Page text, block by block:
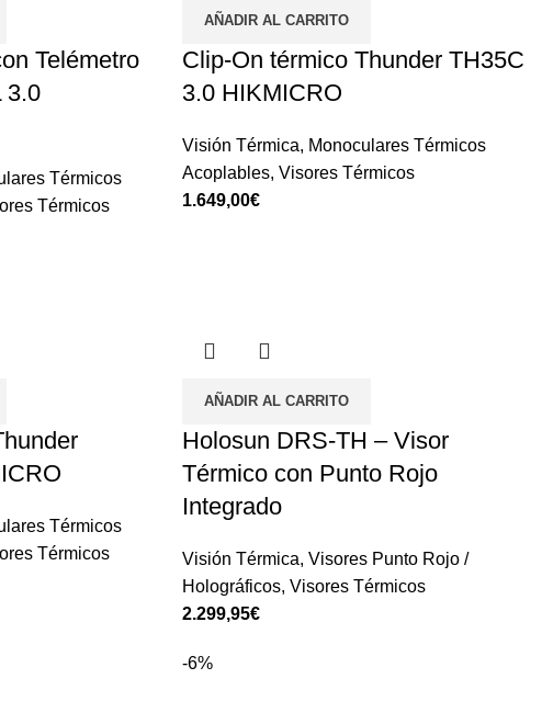
Telémetro
3.0
Térmicos
Térmicos
AÑADIR AL CARRITO
Clip-On térmico Thunder TH35C
3.0 HIKMICRO
Visión Térmica, Monoculares Térmicos
Acoplables,Visores Térmicos
€
Térmicos
Térmicos
AÑADIR AL CARRITO
Holosun DRS-TH – Visor
Térmico con Punto Rojo
Integrado
Visión Térmica,Visores Punto Rojo /
Holográficos,Visores Térmicos
€
-6%